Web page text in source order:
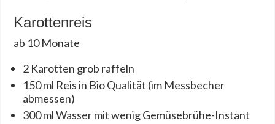
Karottenreis
ab 10 Monate
2 Karotten grob raffeln
150 ml Reis in Bio Qualität (im Messbecher
abmessen)
300 ml Wasser mit wenig Gemüsebrühe-Instant